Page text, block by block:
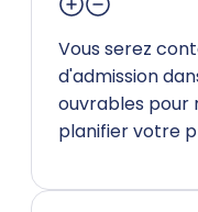
Vous serez
d'admission
ouvrables pour
planifier votre